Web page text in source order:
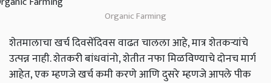
Organic Farming
शेतमालाचा खर्च दिवसेंदिवस वाढत चालला आहे, मात्र शेतकऱ्यांचे
उत्पन्न नाही. शेतकरी बांधवांनो, शेतीत नफा मिळविण्याचे दोनच मार्ग
आहेत, एक म्हणजे खर्च कमी करणे आणि दुसरे म्हणजे आपले पीक